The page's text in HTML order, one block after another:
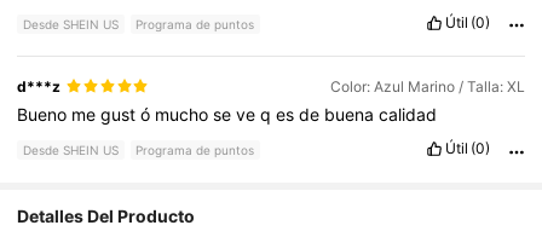
Desde SHEIN US Programa de puntos Útil (0)
d***z Color: Azul Marino / Talla: XL
Bueno megustó muchoseveqesde buenacalidad
Desde SHEIN US Programa de puntos Útil (0)
Detalles Del Producto